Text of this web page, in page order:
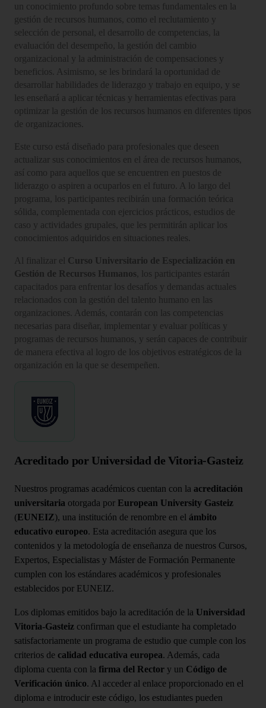
un conocimiento profundo sobre temas fundamentales en la
gestión de recursos humanos, como el reclutamiento y
selección de personal, el desarrollo de competencias, la
evaluación del desempeño, la gestión del cambio
organizacional y la administración de compensaciones y
beneficios. Asimismo, se les brindará la oportunidad de
desarrollar habilidades de liderazgo y trabajo en equipo, y se
les enseñará a aplicar técnicas y herramientas efectivas para
optimizar la gestión de los recursos humanos en diferentes tipos
de organizaciones.
Este curso está diseñado para profesionales que deseen
actualizar sus conocimientos en el área de recursos humanos,
así como para aquellos que se encuentren en puestos de
liderazgo o aspiren a ocuparlos en el futuro. A lo largo del
programa, los participantes recibirán una formación teórica
sólida, complementada con ejercicios prácticos, estudios de
caso y actividades grupales, que les permitirán aplicar los
conocimientos adquiridos en situaciones reales.
Al finalizar el Curso Universitario de Especialización en
Gestión de Recursos Humanos , los participantes estarán
capacitados para enfrentar los desafíos y demandas actuales
relacionados con la gestión del talento humano en las
organizaciones. Además, contarán con las competencias
necesarias para diseñar, implementar y evaluar políticas y
programas de recursos humanos, y serán capaces de contribuir
de manera efectiva al logro de los objetivos estratégicos de la
organización en la que se desempeñen.
Acreditado por Universidad de Vitoria-Gasteiz
Nuestros programas académicos cuentan con la acreditación
universitaria otorgada por European University Gasteiz
(EUNEIZ), una institución de renombre en el ámbito
educativo europeo. Esta acreditación asegura que los
contenidos y la metodología de enseñanza de nuestros Cursos,
Expertos, Especialistas y Máster de Formación Permanente
cumplen con los estándares académicos y profesionales
establecidos por EUNEIZ.
Los diplomas emitidos bajo la acreditación de la Universidad
Vitoria-Gasteiz confirman que el estudiante ha completado
satisfactoriamente un programa de estudio que cumple con los
criterios de calidad educativa europea. Además, cada
diploma cuenta con la firma del Rector y un Código de
Verificación único. Al acceder al enlace proporcionado en el
diploma e introducir este código, los estudiantes pueden